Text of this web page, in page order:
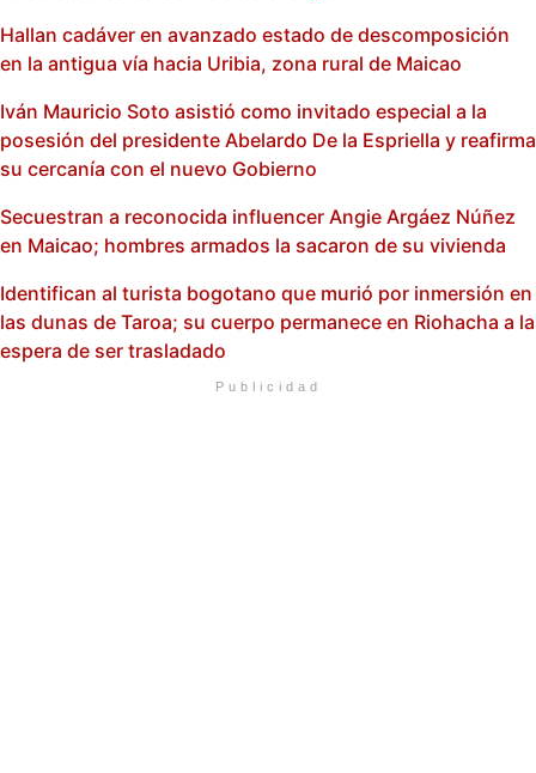
Hallan cadáver en avanzado estado de descomposición
en la antigua vía hacia Uribia, zona rural de Maicao
Iván Mauricio Soto asistió como invitado especial a la
posesión del presidente Abelardo De la Espriella y reafirma
su cercanía con el nuevo Gobierno
Secuestran a reconocida influencer Angie Argáez Núñez
en Maicao; hombres armados la sacaron de su vivienda
Identifican al turista bogotano que murió por inmersión en
las dunas de Taroa; su cuerpo permanece en Riohacha a la
espera de ser trasladado
Publicidad